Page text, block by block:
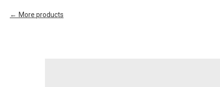
More products